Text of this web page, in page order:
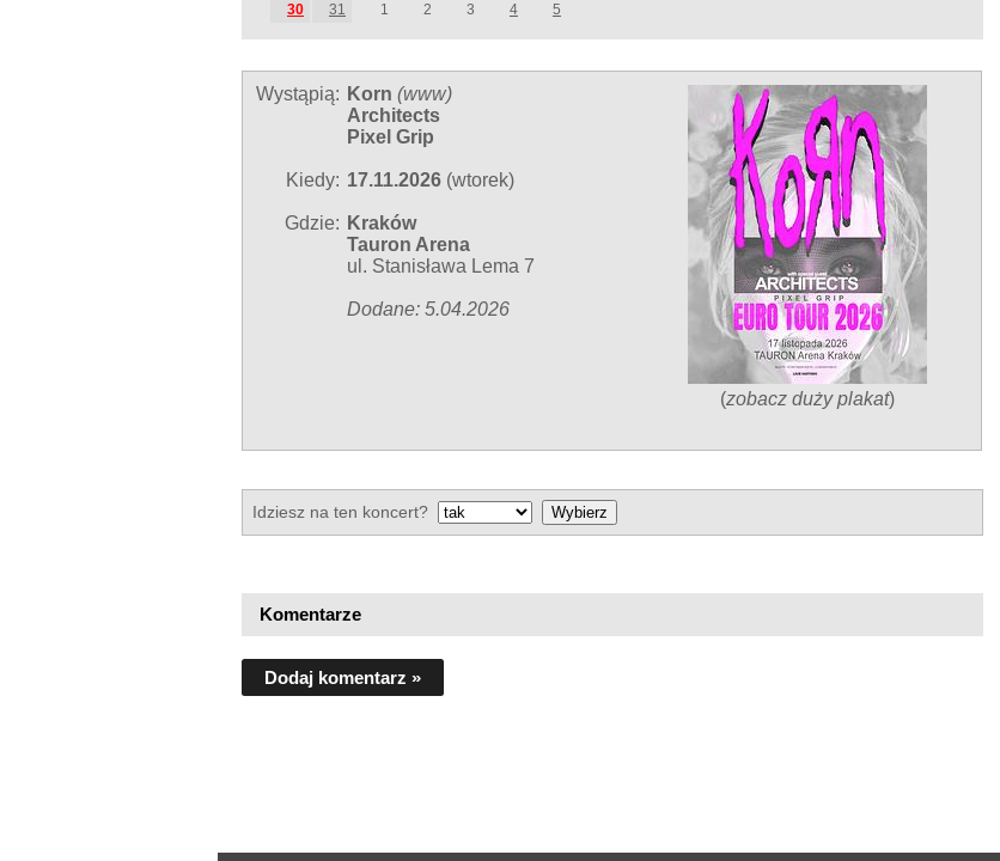
30
31 1 2 3 4 5
Wystąpią: Korn (www)
Architects
Pixel Grip
Kiedy: 17.11.2026(wtorek)
Gdzie: Kraków
Tauron Arena
ul. Stanisława Lema 7
Dodane: 5.04.2026
(zobacz duży plakat)
Idziesz na ten koncert?
Komentarze
Dodaj komentarz »